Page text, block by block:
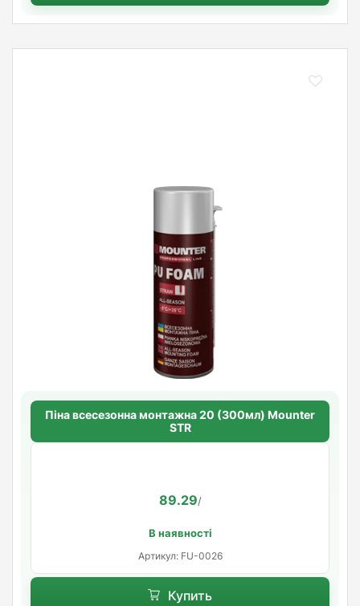
Піна всесезонна монтажна 20 (300мл) Mounter
STR
89.29/
В наявності
Артикул: FU-0026
Купить